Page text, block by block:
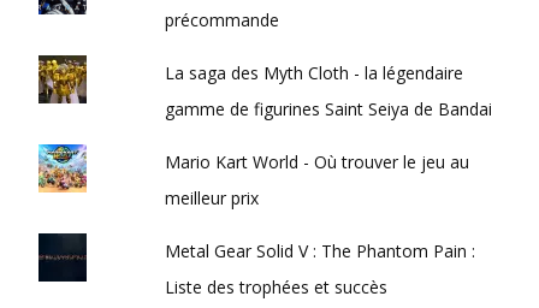
précommande
La saga des Myth Cloth - la légendaire
gamme de figurines Saint Seiya de Bandai
Mario Kart World - Où trouver le jeu au
meilleur prix
Metal Gear Solid V : The Phantom Pain :
Liste des trophées et succès